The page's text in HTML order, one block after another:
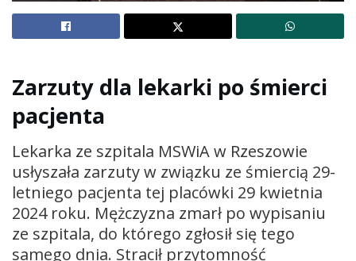
Zarzuty dla lekarki po śmierci
pacjenta
Lekarka ze szpitala MSWiA w Rzeszowie
usłyszała zarzuty w związku ze śmiercią 29-
letniego pacjenta tej placówki 29 kwietnia
2024 roku. Mężczyzna zmarł po wypisaniu
ze szpitala, do którego zgłosił się tego
samego dnia. Stracił przytomność